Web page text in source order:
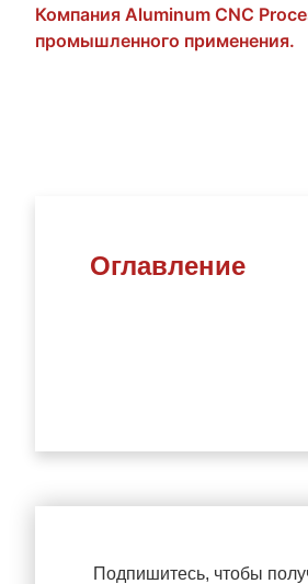
Компания Aluminum CNC
промышленного применения.
Оглавление
Подпишитесь, чтобы